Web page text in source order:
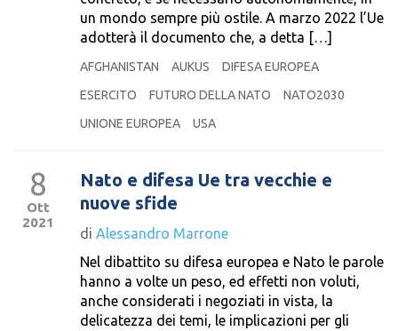
un mondo sempre più ostile. A marzo 2022 l’Ue
adotterà il documento che, a detta […]
AFGHANISTAN AUKUS
DIFESA EUROPEA
ESERCITO
FUTURO DELLA NATO
NATO2030
UNIONE EUROPEA
USA
8
Ott
2021
Nato e difesa Ue tra vecchie e
nuove sfide
di Alessandro Marrone
Nel dibattito su difesa europea e Nato le parole
hanno a volte un peso, ed effetti non voluti,
anche considerati i negoziati in vista, la
delicatezza dei temi, le implicazioni per gli